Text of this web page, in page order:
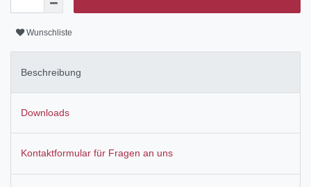
Wunschliste
Beschreibung
Downloads
Kontaktformular für Fragen an uns